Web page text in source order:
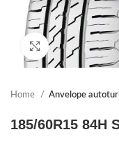
Click to enlarge
Home Anvelope
185/60R15 84H